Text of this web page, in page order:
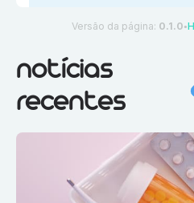
Versão da página: 0.1.0 ●
notícias
recentes